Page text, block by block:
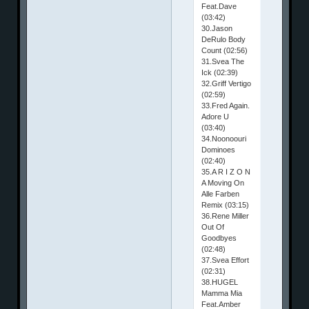
Feat.Dave
(03:42)
30.Jason
DeRulo Body
Count (02:56)
31.Svea The
Ick (02:39)
32.Griff Vertigo
(02:59)
33.Fred Again.
Adore U
(03:40)
34.Noonoouri
Dominoes
(02:40)
35.A R I Z O N
A Moving On
Alle Farben
Remix (03:15)
36.Rene Miller
Out Of
Goodbyes
(02:48)
37.Svea Effort
(02:31)
38.HUGEL
Mamma Mia
Feat.Amber